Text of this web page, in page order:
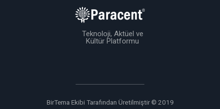
Teknoloji, Aktüel ve
Kültür Platformu
BirTema Ekibi Tarafından Üretilmiştir © 2019